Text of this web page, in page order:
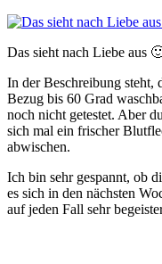
Das sieht nach Liebe aus
In der Beschreibung steht,
Bezug bis 60 Grad
noch nicht getestet. Aber
sich mal ein frischer
abwischen.
Ich bin sehr gespannt, ob
es sich in den nächsten
auf jeden Fall sehr